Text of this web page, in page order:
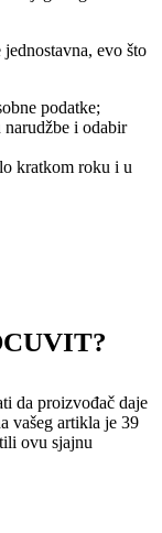
evo što
podatke;
i odabir
kratkom roku i u
da proizvođač daje
vašeg artikla je 39
ovu sjajnu